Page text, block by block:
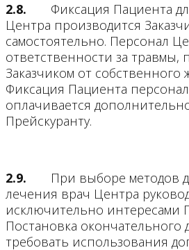
2.8. Фиксация Пациента
Центра производится
самостоятельно. Персонал
ответственности за травмы,
Заказчиком от собственного
Фиксация Пациента
оплачивается
Прейскуранту.
2.9. При выборе методов
лечения врач Центра
исключительно интересами
Постановка окончательного
требовать использования